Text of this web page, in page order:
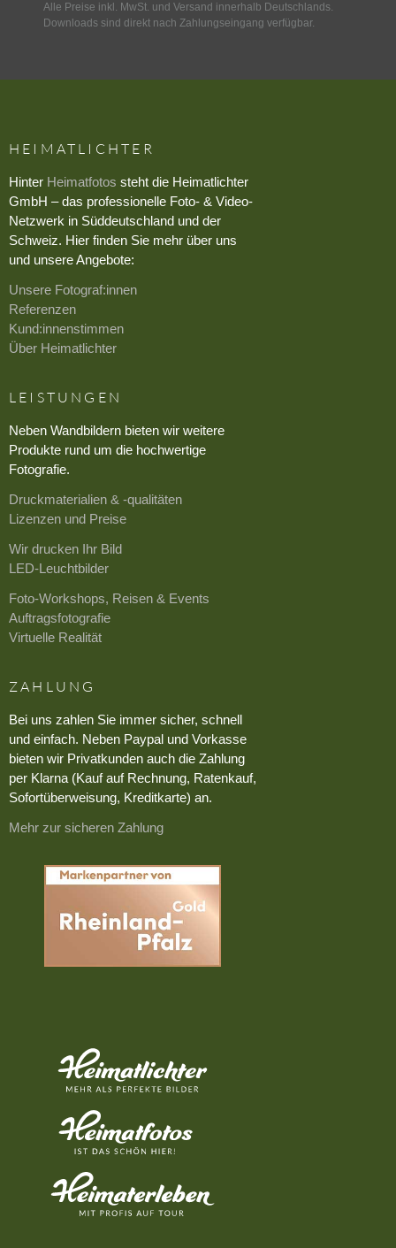
Alle Preise inkl. MwSt. und Versand innerhalb Deutschlands.
Downloads sind direkt nach Zahlungseingang verfügbar.
HEIMATLICHTER
Hinter Heimatfotos steht die Heimatlichter
GmbH – das professionelle Foto- & Video-
Netzwerk in Süddeutschland und der
Schweiz. Hier finden Sie mehr über uns
und unsere Angebote:
Unsere Fotograf:innen
Referenzen
Kund:innenstimmen
Über Heimatlichter
LEISTUNGEN
Neben Wandbildern bieten wir weitere
Produkte rund um die hochwertige
Fotografie.
Druckmaterialien & -qualitäten
Lizenzen und Preise
Wir drucken Ihr Bild
LED-Leuchtbilder
Foto-Workshops, Reisen & Events
Auftragsfotografie
Virtuelle Realität
ZAHLUNG
Bei uns zahlen Sie immer sicher, schnell
und einfach. Neben Paypal und Vorkasse
bieten wir Privatkunden auch die Zahlung
per Klarna (Kauf auf Rechnung, Ratenkauf,
Sofortüberweisung, Kreditkarte) an.
Mehr zur sicheren Zahlung